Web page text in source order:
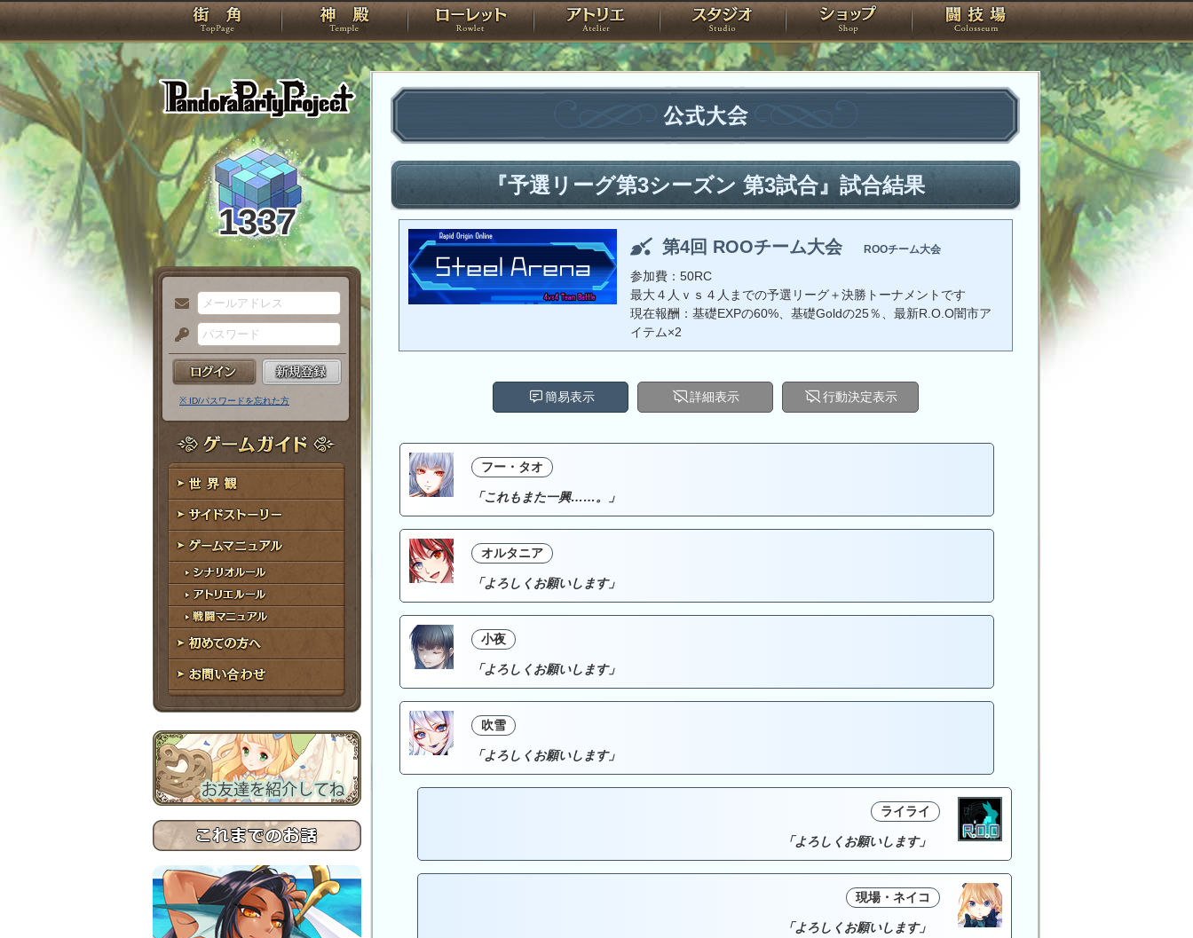
PandoraPartyProject
TOP 神殿 ローレット アトリエ スタジオ ショップ 闘技場
1337
メ
ー
ル
ア
ド
レ
ス
パ
ス
ー
ド
※ ID/パスワードを忘れた方
ゲームガイド
世界観
サイドストーリー
ゲームマニュアル
シナリオルール
アトリエルール
戦闘マニュアル
初めての方へ
お問い合わせ
公式大会
『予選リーグ第3シーズン 第3試合』試合結果
第4回 ROOチーム大会 ROOチーム大会
参加費：50RC
最大４人ｖｓ４人までの予選リーグ＋決勝トーナメントです
現在報酬：基礎EXPの60%、基礎Goldの25％、最新R.O.O闇市ア
イテム×2
簡易表示 詳細表示 行動決定表示
フー・タオ
「これもまた一興……。」
オルタニア
「よろしくお願いします」
小夜
「よろしくお願いします」
吹雪
「よろしくお願いします」
ライライ
「よろしくお願いします」
現場・ネイコ
「よろしくお願いします」